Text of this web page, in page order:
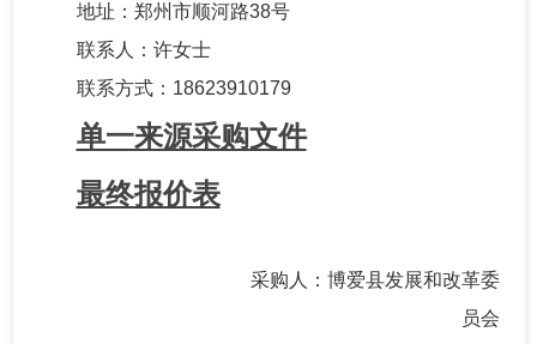
地址：郑州市顺河路38号
联系人：许女士
联系方式： 18623910179
单一来源采购文件
最终报价表
采购人：博爱县发展和改革委
员会